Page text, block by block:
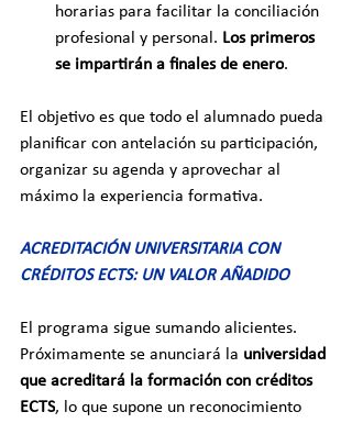
horarias para facilitar la conciliación
profesional y personal. Los primeros
se impartirán a finales de enero.
El objetivo es que todo el alumnado pueda
planificar con antelación su participación,
organizar su agenda y aprovechar al
máximo la experiencia formativa.
ACREDITACIÓN UNIVERSITARIA CON
CRÉDITOS ECTS: UN VALOR AÑADIDO
El programa sigue sumando alicientes.
Próximamente se anunciará la universidad
que acreditará la formación con créditos
ECTS, lo que supone un reconocimiento